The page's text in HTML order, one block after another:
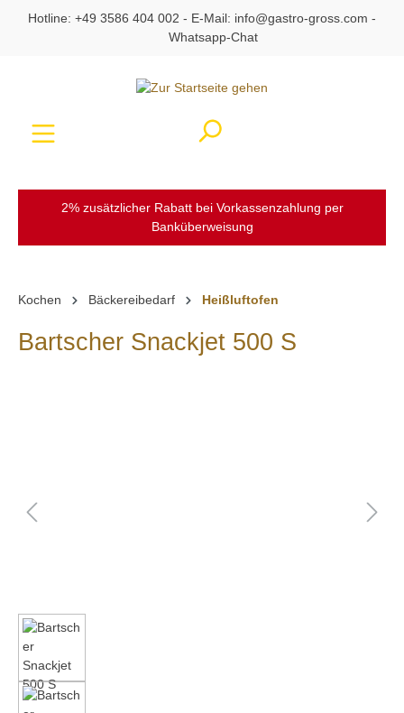
springen
Hotline: +49 3586 404 002 - E-Mail: info@gastro-gross.com -
Whatsapp-Chat
2% zusätzlicher Rabatt bei Vorkassenzahlung per
Banküberweisung
Kochen Bäckereibedarf Heißluftofen
Bartscher Snackjet 500 S